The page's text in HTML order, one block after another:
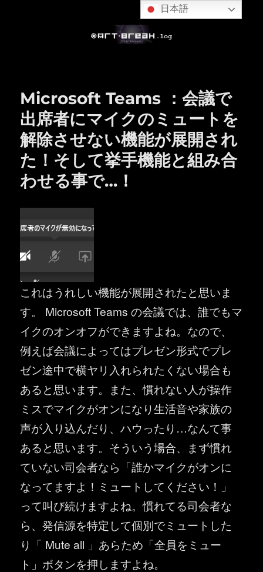
Microsoft Teams ：会議で
出席者にマイクのミュートを
解除させない機能が展開され
た！そして挙手機能と組み合
わせる事で…！
これはうれしい機能が展開されたと思いま
す。 Microsoft Teams の会議では、誰でもマ
イクのオンオフができますよね。なので、
例えば会議によってはプレゼン形式でプレ
ゼン途中で横ヤリ入れられたくない場合も
あると思います。また、慣れない人が操作
ミスでマイクがオンになり生活音や家族の
声が入り込んだり、ハウったり…なんて事
あると思います。そういう場合、まず慣れ
ていない司会者なら「誰かマイクがオンに
なってますよ！ミュートしてください！」
って叫び続けますよね。慣れてる司会者な
ら、発信源を特定して個別でミュートした
り「 Mute all 」あらため「全員をミュー
ト」ボタンを押しますよね。
日本語